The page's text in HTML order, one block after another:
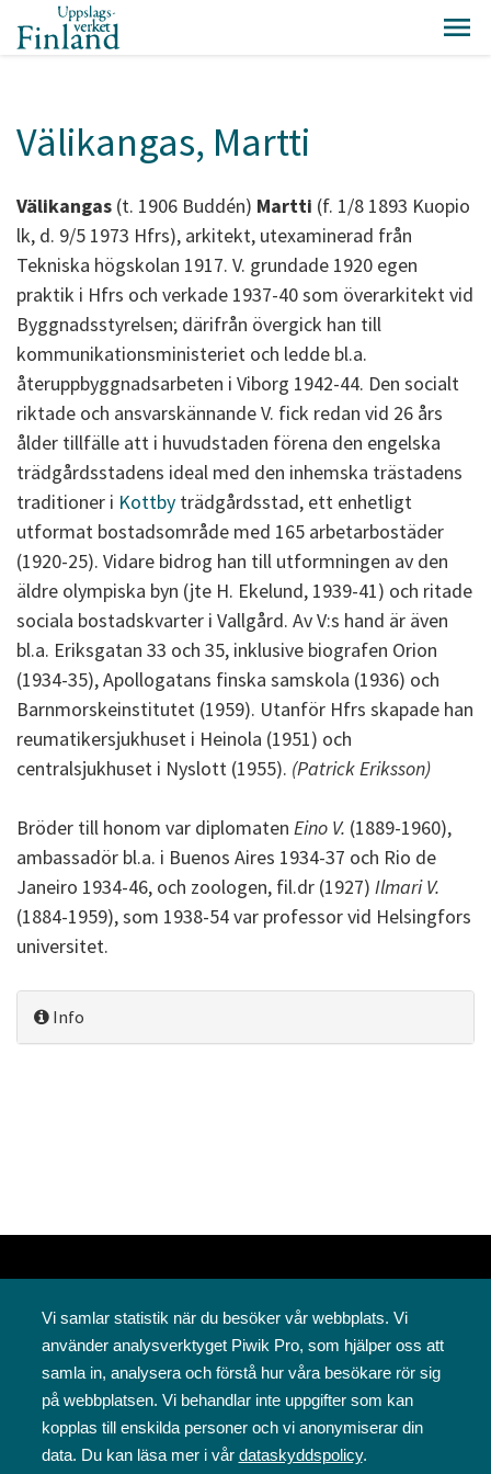
Välikangas, Martti
Välikangas (t. 1906 Buddén) Martti (f. 1/8 1893 Kuopio
lk, d. 9/5 1973 Hfrs), arkitekt, utexaminerad från
Tekniska högskolan 1917. V. grundade 1920 egen
praktik i Hfrs och verkade 1937-40 som överarkitekt vid
Byggnadsstyrelsen; därifrån övergick han till
kommunikationsministeriet och ledde bl.a.
återuppbyggnadsarbeten i Viborg 1942-44. Den socialt
riktade och ansvarskännande V. fick redan vid 26 års
ålder tillfälle att i huvudstaden förena den engelska
trädgårdsstadens ideal med den inhemska trästadens
traditioner i Kottby trädgårdsstad, ett enhetligt
utformat bostadsområde med 165 arbetarbostäder
(1920-25). Vidare bidrog han till utformningen av den
äldre olympiska byn (jte H. Ekelund, 1939-41) och ritade
sociala bostadskvarter i Vallgård. Av V:s hand är även
bl.a. Eriksgatan 33 och 35, inklusive biografen Orion
(1934-35), Apollogatans finska samskola (1936) och
Barnmorskeinstitutet (1959). Utanför Hfrs skapade han
reumatikersjukhuset i Heinola (1951) och
centralsjukhuset i Nyslott (1955). (Patrick Eriksson)
Bröder till honom var diplomaten Eino V. (1889-1960),
ambassadör bl.a. i Buenos Aires 1934-37 och Rio de
Janeiro 1934-46, och zoologen, fil.dr (1927) Ilmari V.
(1884-1959), som 1938-54 var professor vid Helsingfors
universitet.
Info
Svenska folkskolans vänner rf
Annegatan 12
00120 Helsingfors
Vi samlar statistik när du besöker vår webbplats. Vi
använder analysverktyget Piwik Pro, som hjälper oss att
samla in, analysera och förstå hur våra besökare rör sig
på webbplatsen. Vi behandlar inte uppgifter som kan
kopplas till enskilda personer och vi anonymiserar din
data. Du kan läsa mer i vår dataskyddspolicy.